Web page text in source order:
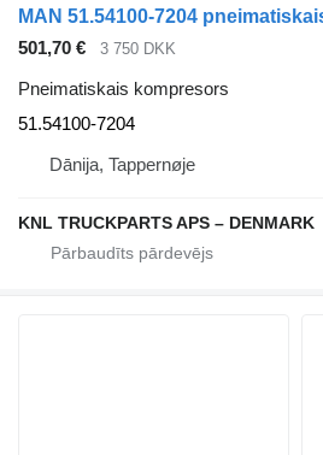
501,70 € 3 750 DKK
Pneimatiskais kompresors
51.54100-7204
Dānija, Tappernøje
KNL TRUCKPARTS APS – DENMARK